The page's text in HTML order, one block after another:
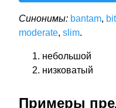
Синонимы: bantam, bit
moderate, slim.
небольшой
низковатый
Примеры